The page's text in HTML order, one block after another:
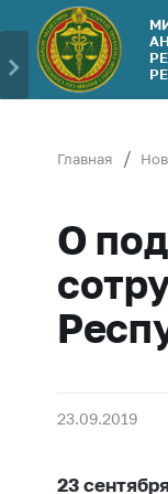
Главная
О
23.09.2019
23